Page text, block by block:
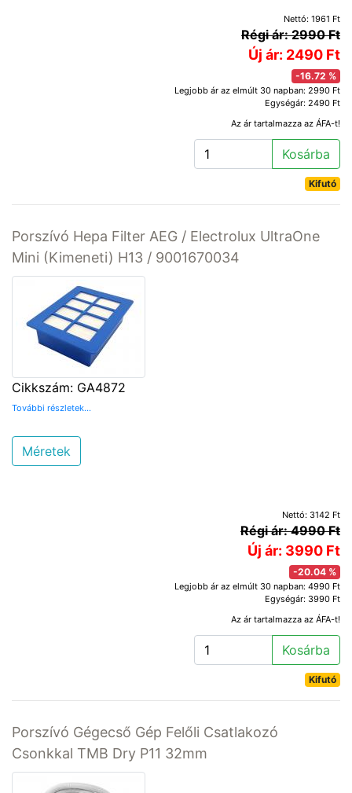
Nettó: 1961 Ft
Régi ár: 2990 Ft
Új ár: 2490 Ft
-16.72 %
Legjobb ár az elmúlt 30 napban: 2990 Ft
Egységár: 2490 Ft
Az ár tartalmazza az ÁFA-t!
Kosárba
Kifutó
Porszívó Hepa Filter AEG / Electrolux UltraOne
Mini (Kimeneti) H13 / 9001670034
Cikkszám: GA4872
További részletek...
Méretek
Nettó: 3142 Ft
Régi ár: 4990 Ft
Új ár: 3990 Ft
-20.04 %
Legjobb ár az elmúlt 30 napban: 4990 Ft
Egységár: 3990 Ft
Az ár tartalmazza az ÁFA-t!
Kosárba
Kifutó
Porszívó Gégecső Gép Felőli Csatlakozó
Csonkkal TMB Dry P11 32mm